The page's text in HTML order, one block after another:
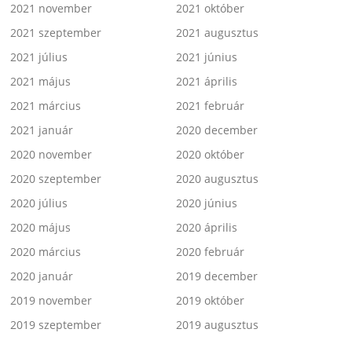
2021 november
2021 október
2021 szeptember
2021 augusztus
2021 július
2021 június
2021 május
2021 április
2021 március
2021 február
2021 január
2020 december
2020 november
2020 október
2020 szeptember
2020 augusztus
2020 július
2020 június
2020 május
2020 április
2020 március
2020 február
2020 január
2019 december
2019 november
2019 október
2019 szeptember
2019 augusztus